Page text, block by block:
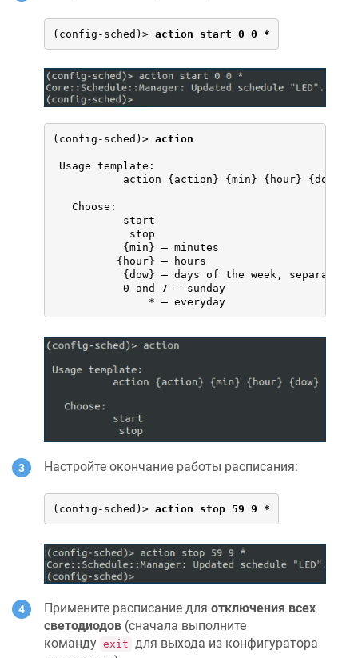
(config-sched)> action start 0 0 *
(config-sched)> action
Usage template:
           action {action} {min} {hour} {dow}
   Choose:
           start
            stop
           {min} – minutes
          {hour} – hours
{dow} – days of the week, separated
           0 and 7 — sunday
               * – everyday
Настройте окончание работы расписания:
(config-sched)> action stop 59 9 *
Примените расписание для отключения всех
светодиодов (сначала выполните
команду exit
для выхода из конфигуратора